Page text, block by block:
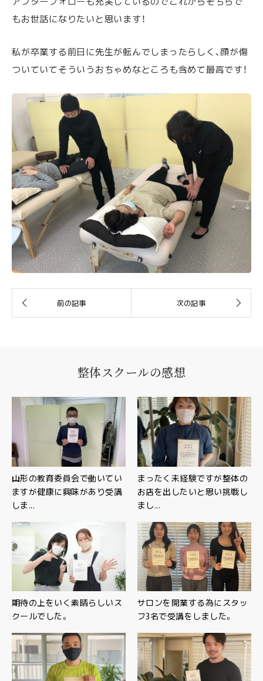
もお世話になりたいと思います！
私が卒業する前日に先生が転んでしまったらしく、顔が傷
ついていてそういうおちゃめなところも含めて最高です！
整体スクールの感想
山形の教育委員会で働いてい
ますが健康に興味があり受講
しま...
まったく未経験ですが整体の
お店を出したいと思い挑戦し
まし...
期待の上をいく素晴らしいス
クールでした。
サロンを開業する為にスタッ
フ3名で受講をしました。